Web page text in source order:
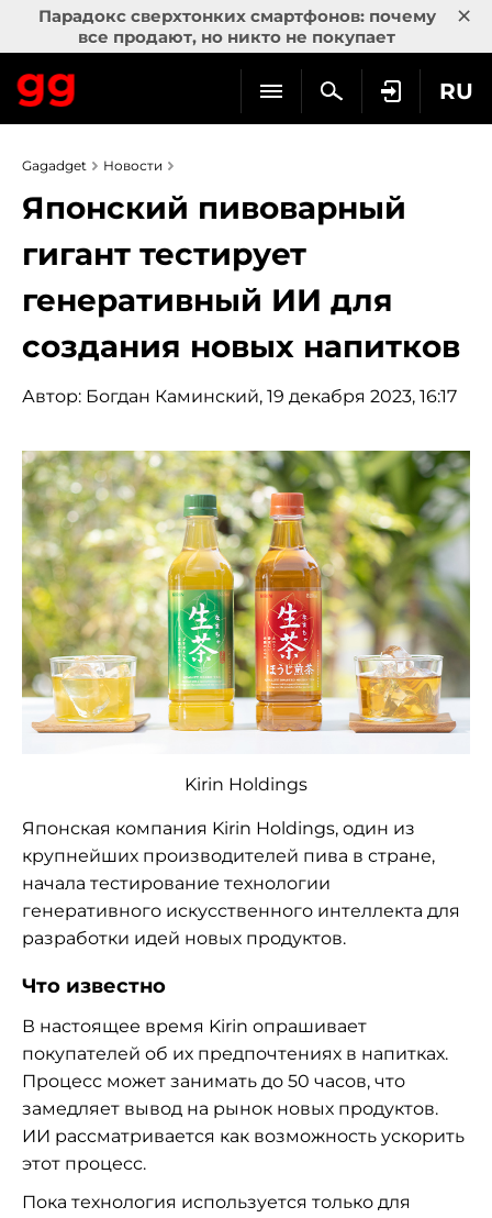
Парадокс сверхтонких смартфонов: почему
все продают, но никто не покупает
×
RU
Gagadget Новости
Японский пивоварный
гигант тестирует
генеративный ИИ для
создания новых напитков
Автор: Богдан Каминский, 19 декабря 2023, 16:17
Kirin Holdings
Японская компания Kirin Holdings, один из
крупнейших производителей пива в стране,
начала тестирование технологии
генеративного искусственного интеллекта для
разработки идей новых продуктов.
Что известно
В настоящее время Kirin опрашивает
покупателей об их предпочтениях в напитках.
Процесс может занимать до 50 часов, что
замедляет вывод на рынок новых продуктов.
ИИ рассматривается как возможность ускорить
этот процесс.
Пока технология используется только для